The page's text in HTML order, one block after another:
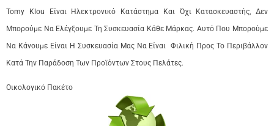
Tomy Klou Είναι Ηλεκτρονικό Κατάστημα Και Όχι Κατασκευαστής, Δεν
Μπορούμε Να Ελέγξουμε Τη Συσκευασία Κάθε Μάρκας. Αυτό Που Μπορούμε
Να Κάνουμε Είναι Η Συσκευασία Μας Να Είναι Φιλική Προς Το Περιβάλλον
Κατά Την Παράδοση Των Προϊόντων Στους Πελάτες.
Οικολογικό Πακέτο